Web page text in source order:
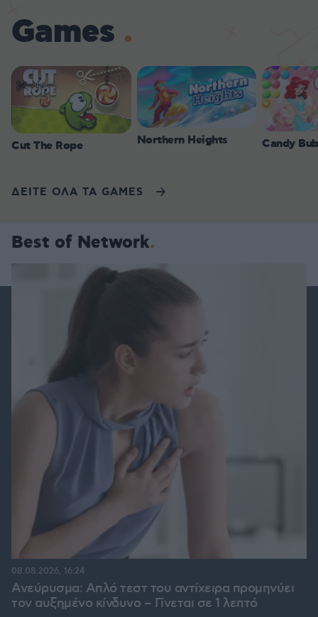
Games
Cut The Rope Northern Heights Candy
ΔΕΙΤΕ ΟΛΑ ΤΑ GAMES
Best of Network
Ανεύρυσμα: Απλό τεστ του αντίχειρα προμηνύει
τον αυξημένο κίνδυνο – Γίνεται σε 1 λεπτό
08.08.2026, 16:24